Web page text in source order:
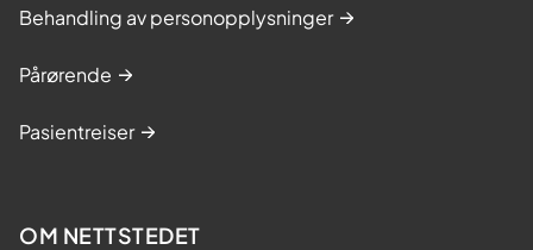
Behandling av personopplysninger
Pårørende
Pasientreiser
OM NETTSTEDET